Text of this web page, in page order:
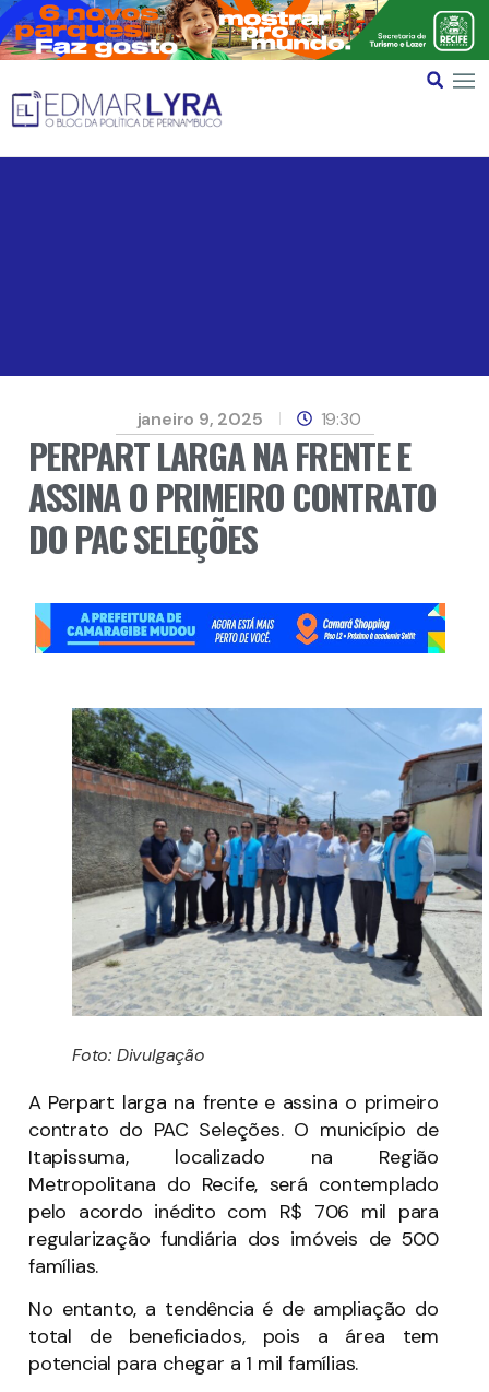
janeiro 9, 2025 19:30
PERPART LARGA NA FRENTE E
ASSINA O PRIMEIRO CONTRATO
DO PAC SELEÇÕES
Foto: Divulgação
A Perpart larga na frente e assina o primeiro
contrato do PAC Seleções. O município de
Itapissuma, localizado na Região
Metropolitana do Recife, será contemplado
pelo acordo inédito com R$ 706 mil para
regularização fundiária dos imóveis de 500
famílias.
No entanto, a tendência é de ampliação do
total de beneficiados, pois a área tem
potencial para chegar a 1 mil famílias.